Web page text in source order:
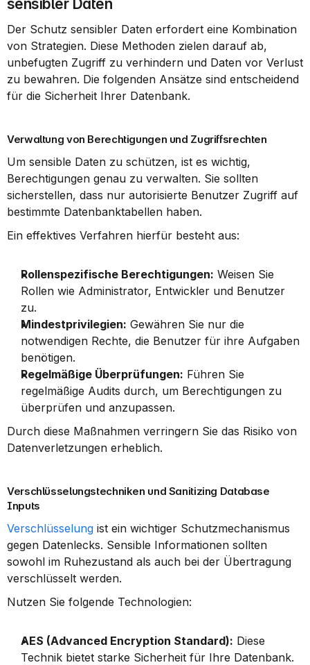
sensibler Daten
Der Schutz sensibler Daten erfordert eine Kombination
von Strategien. Diese Methoden zielen darauf ab,
unbefugten Zugriff zu verhindern und Daten vor Verlust
zu bewahren. Die folgenden Ansätze sind entscheidend
für die Sicherheit Ihrer Datenbank.
Verwaltung von Berechtigungen und Zugriffsrechten
Um sensible Daten zu schützen, ist es wichtig,
Berechtigungen genau zu verwalten. Sie sollten
sicherstellen, dass nur autorisierte Benutzer Zugriff auf
bestimmte Datenbanktabellen haben.
Ein effektives Verfahren hierfür besteht aus:
Rollenspezifische Berechtigungen: Weisen Sie
Rollen wie Administrator, Entwickler und Benutzer
zu.
Mindestprivilegien: Gewähren Sie nur die
notwendigen Rechte, die Benutzer für ihre Aufgaben
benötigen.
Regelmäßige Überprüfungen: Führen Sie
regelmäßige Audits durch, um Berechtigungen zu
überprüfen und anzupassen.
Durch diese Maßnahmen verringern Sie das Risiko von
Datenverletzungen erheblich.
Verschlüsselungstechniken und Sanitizing Database
Inputs
Verschlüsselung ist ein wichtiger Schutzmechanismus
gegen Datenlecks. Sensible Informationen sollten
sowohl im Ruhezustand als auch bei der Übertragung
verschlüsselt werden.
Nutzen Sie folgende Technologien:
AES (Advanced Encryption Standard): Diese
Technik bietet starke Sicherheit für Ihre Datenbank.